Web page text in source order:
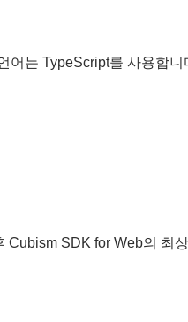
어는 TypeScript를 사용합니
SDK for Web의 최